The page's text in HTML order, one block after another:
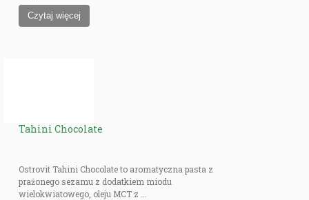
Tahini Chocolate
Ostrovit Tahini Chocolate to aromatyczna pasta z
prażonego sezamu z dodatkiem miodu
wielokwiatowego, oleju MCT z ...